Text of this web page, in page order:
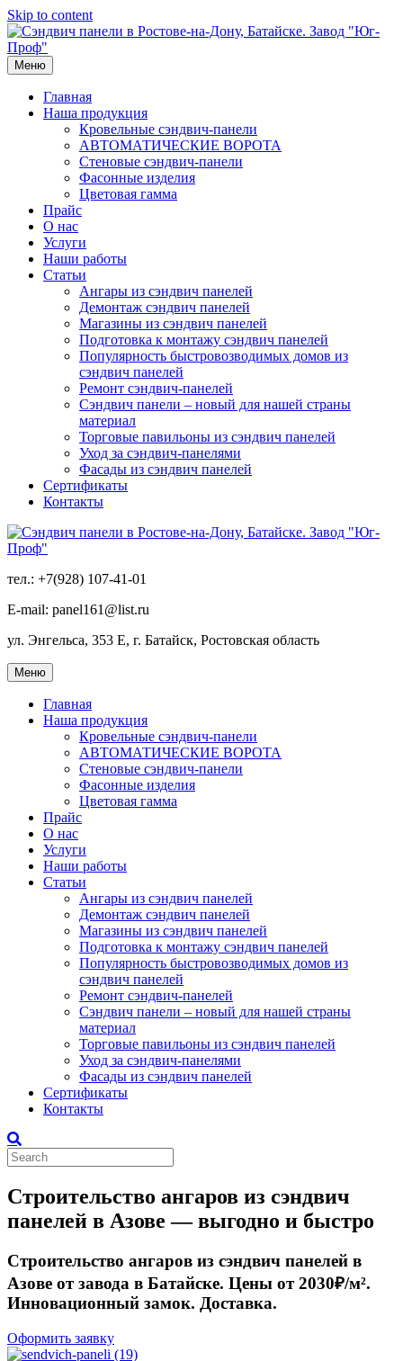
Skip to content
Меню
Главная
Наша продукция
Кровельные сэндвич-панели
АВТОМАТИЧЕСКИЕ ВОРОТА
Стеновые сэндвич-панели
Фасонные изделия
Цветовая гамма
Прайс
О нас
Услуги
Наши работы
Статьи
Ангары из сэндвич панелей
Демонтаж сэндвич панелей
Магазины из сэндвич панелей
Подготовка к монтажу сэндвич панелей
Популярность быстровозводимых домов из
сэндвич панелей
Ремонт сэндвич-панелей
Сэндвич панели – новый для нашей страны
материал
Торговые павильоны из сэндвич панелей
Уход за сэндвич-панелями
Фасады из сэндвич панелей
Сертификаты
Контакты
тел.: +7(928) 107-41-01
E-mail: panel161@list.ru
ул. Энгельса, 353 Е, г. Батайск, Ростовская область
Меню
Главная
Наша продукция
Кровельные сэндвич-панели
АВТОМАТИЧЕСКИЕ ВОРОТА
Стеновые сэндвич-панели
Фасонные изделия
Цветовая гамма
Прайс
О нас
Услуги
Наши работы
Статьи
Ангары из сэндвич панелей
Демонтаж сэндвич панелей
Магазины из сэндвич панелей
Подготовка к монтажу сэндвич панелей
Популярность быстровозводимых домов из
сэндвич панелей
Ремонт сэндвич-панелей
Сэндвич панели – новый для нашей страны
материал
Торговые павильоны из сэндвич панелей
Уход за сэндвич-панелями
Фасады из сэндвич панелей
Сертификаты
Контакты
Строительство ангаров из сэндвич
панелей в Азове — выгодно и быстро
Строительство ангаров из сэндвич панелей в
Азове от завода в Батайске. Цены от 2030₽/м².
Инновационный замок. Доставка.
Оформить заявку